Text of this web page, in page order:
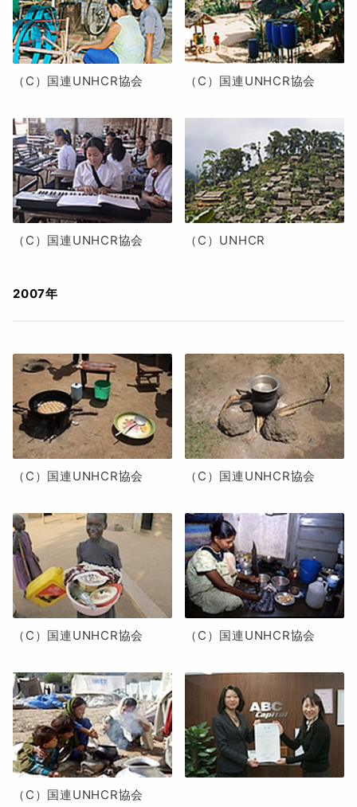
（C）国連UNHCR協会 （C）国連UNHCR協会
（C）国連UNHCR協会 （C）UNHCR
2007年
（C）国連UNHCR協会 （C）国連UNHCR協会
（C）国連UNHCR協会 （C）国連UNHCR協会
（C）国連UNHCR協会